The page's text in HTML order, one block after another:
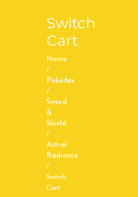
Switch
Cart
Home
/
Pokedex
/
Sword
&
Shield
/
Astral
Radiance
/
Switch
Cart